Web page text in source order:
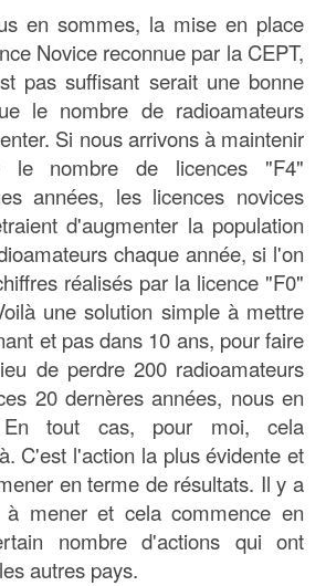
en sommes, la mise en place
Novice reconnue par la CEPT,
pas suffisant serait une bonne
le nombre de radioamateurs
Si nous arrivons à maintenir
le nombre de licences "F4"
années, les licences novices
d'augmenter la population
chaque année, si l'on
réalisés par la licence "F0"
une solution simple à mettre
et pas dans 10 ans, pour faire
de perdre 200 radioamateurs
20 dernères années, nous en
En tout cas, pour moi, cela
C'est l'action la plus évidente et
en terme de résultats. Il y a
à mener et cela commence en
nombre d'actions qui ont
autres pays.